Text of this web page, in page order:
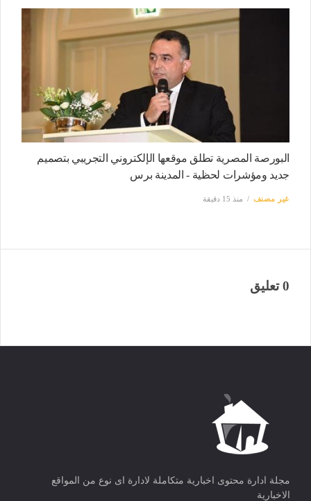
البورصة المصرية تطلق موقعها الإلكتروني التجريبي بتصميم
جديد ومؤشرات لحظية - المدينة برس
غير مصنف منذ 15 دقيقة
0 تعليق
مجلة ادارة محتوى اخبارية متكاملة لادارة اى نوع من المواقع
الاخبارية